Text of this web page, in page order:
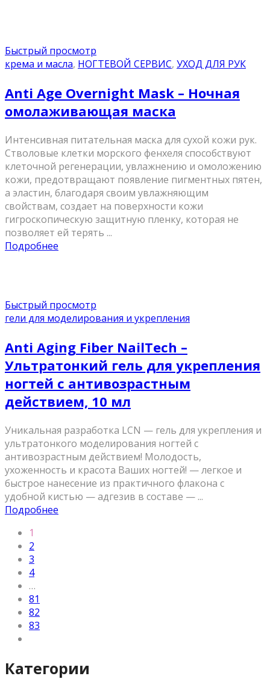
Быстрый просмотр
крема и масла, НОГТЕВОЙ СЕРВИС, УХОД ДЛЯ РУК
Anti Age Overnight Mask – Ночная
омолаживающая маска
Интенсивная питательная маска для сухой кожи рук.
Стволовые клетки морского фенхеля способствуют
клеточной регенерации, увлажнению и омоложению
кожи, предотвращают появление пигментных пятен,
а эластин, благодаря своим увлажняющим
свойствам, создает на поверхности кожи
гигроскопическую защитную пленку, которая не
позволяет ей терять ...
Подробнее
Быстрый просмотр
гели для моделирования и укрепления
Anti Aging Fiber NailTech –
Ультратонкий гель для укрепления
ногтей с антивозрастным
действием, 10 мл
Уникальная разработка LCN — гель для укрепления и
ультратонкого моделирования ногтей с
антивозрастным действием! Молодость,
ухоженность и красота Ваших ногтей! — легкое и
быстрое нанесение из практичного флакона с
удобной кистью — адгезив в составе — ...
Подробнее
1
2
3
4
…
81
82
83
Категории